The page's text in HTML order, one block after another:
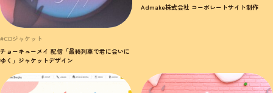
#CDジャケット
チョーキューメイ 配信「最終列車で君に会いに
ゆく」ジャケットデザイン
Admake株式会社 コーポレートサイト制作